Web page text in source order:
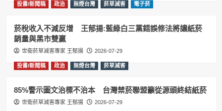
投書/新聞稿 政治 無煙台灣 菸草減害 電子菸
菸稅收入不減反增 王郁揚:藍綠白三黨錯誤修法將讓紙菸
銷量與黑市雙贏
世衛菸草減害專家 王郁揚 2026-07-29
投書/新聞稿 政治 無煙台灣 菸草減害
85%警示圖文治標不治本 台灣禁菸聯盟籲從源頭終結紙菸
世衛菸草減害專家 王郁揚 2026-07-29